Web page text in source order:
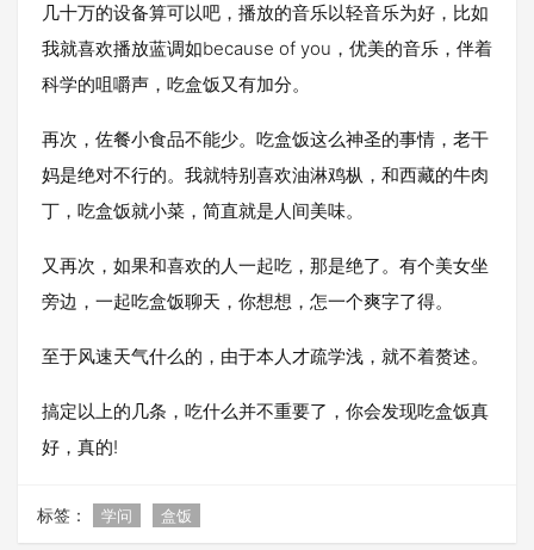
几十万的设备算可以吧，播放的音乐以轻音乐为好，比如
我就喜欢播放蓝调如because of you，优美的音乐，伴着
科学的咀嚼声，吃盒饭又有加分。
再次，佐餐小食品不能少。吃盒饭这么神圣的事情，老干
妈是绝对不行的。我就特别喜欢油淋鸡枞，和西藏的牛肉
丁，吃盒饭就小菜，简直就是人间美味。
又再次，如果和喜欢的人一起吃，那是绝了。有个美女坐
旁边，一起吃盒饭聊天，你想想，怎一个爽字了得。
至于风速天气什么的，由于本人才疏学浅，就不着赘述。
搞定以上的几条，吃什么并不重要了，你会发现吃盒饭真
好，真的!
标签： 学问 盒饭